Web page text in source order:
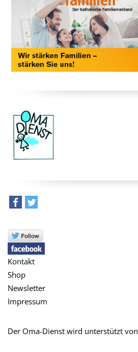
Kontakt
Shop
Newsletter
Impressum
Der Oma-Dienst wird unterstützt von